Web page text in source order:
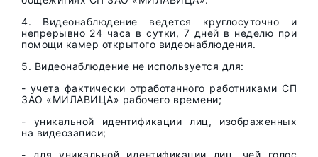
4. Видеонаблюдение ведется круглосуточно и
непрерывно 24 часа в сутки, 7 дней в неделю при
помощи камер открытого видеонаблюдения.
5. Видеонаблюдение не используется для:
- учета фактически отработанного работниками СП
ЗАО «МИЛАВИЦА» рабочего времени;
- уникальной идентификации лиц, изображенных
на видеозаписи;